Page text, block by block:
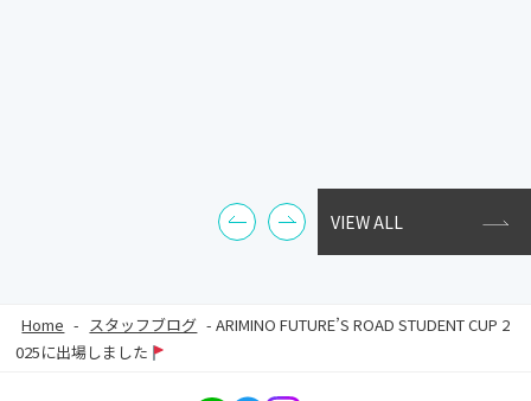
VIEW ALL
Home - スタッフブログ -ARIMINO FUTURE’S ROAD STUDENT CUP 2
025に出場しました